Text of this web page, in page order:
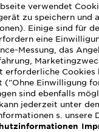
verwendet
zu speichern und
Einige sind für
eine
Messung, das
erforderliche
("Ohne Einwilligung
sind ebenfalls
jederzeit unter
s. unsere